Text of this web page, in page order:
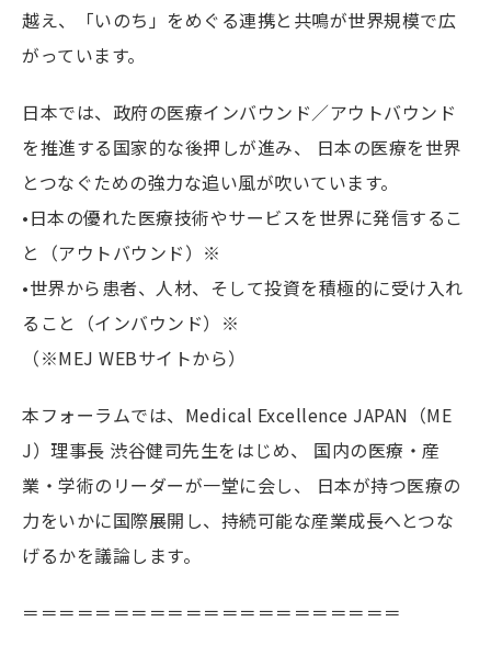
越え、「いのち」をめぐる連携と共鳴が世界規模で広
がっています。
日本では、政府の医療インバウンド／アウトバウンド
を推進する国家的な後押しが進み、 日本の医療を世界
とつなぐための強力な追い風が吹いています。
•日本の優れた医療技術やサービスを世界に発信するこ
と（アウトバウンド）※
•世界から患者、人材、そして投資を積極的に受け入れ
ること（インバウンド）※
（※MEJ WEBサイトから）
本フォーラムでは、Medical Excellence JAPAN（ME
J）理事長 渋谷健司先生をはじめ、 国内の医療・産
業・学術のリーダーが一堂に会し、 日本が持つ医療の
力をいかに国際展開し、持続可能な産業成長へとつな
げるかを議論します。
＝＝＝＝＝＝＝＝＝＝＝＝＝＝＝＝＝＝＝＝＝